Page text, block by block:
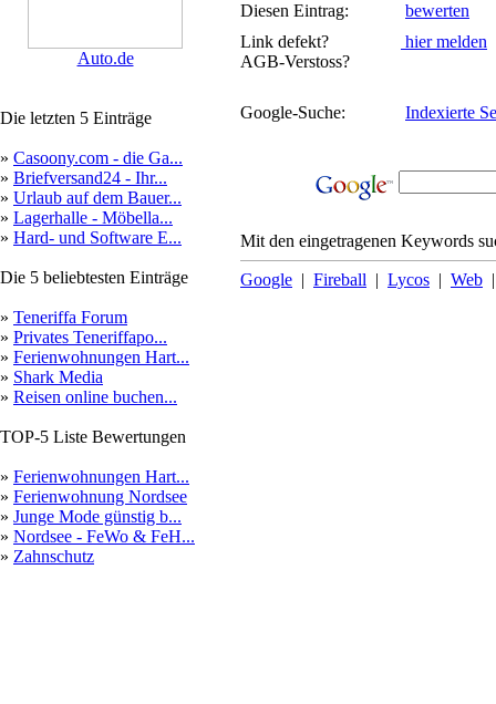
Auto.de
Die letzten 5 Einträge
» Casoony.com - die Ga...
» Briefversand24 - Ihr...
» Urlaub auf dem Bauer...
» Lagerhalle - Möbella...
» Hard- und Software E...
Die 5 beliebtesten Einträge
» Teneriffa Forum
» Privates Teneriffapo...
» Ferienwohnungen Hart...
» Shark Media
» Reisen online buchen...
TOP-5 Liste Bewertungen
» Ferienwohnungen Hart...
» Ferienwohnung Nordsee
» Junge Mode günstig b...
» Nordsee - FeWo & FeH...
» Zahnschutz
Diesen Eintrag:
bewerten
Link defekt?
AGB-Verstoss?
hier melden
Google-Suche: Indexierte
Mit den eingetragenen Keywords
Google | Fireball | Lycos | Web